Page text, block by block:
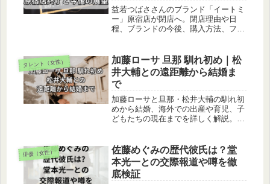
益若つばささんのブランド「イートミ
ー」原宿店が閉店へ。閉店理由や日
程、ブランドの今後、購入方法、ファ
タレント（女性）
加藤ローサ 旦那 馴れ初め｜松
井大輔との遠距離から結婚ま
で
加藤ローサと旦那・松井大輔の馴れ初
めから結婚、海外での出産や育児、子
どもたちの現在までを詳しく解説。夫
俳優（女性）
佐藤めぐみの歴代彼氏は？堂
本光一との交際報道や噂を徹
底検証